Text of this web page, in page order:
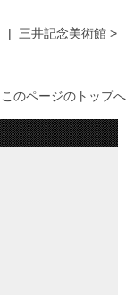
| 三井記念美術館 >
このページのトップへ